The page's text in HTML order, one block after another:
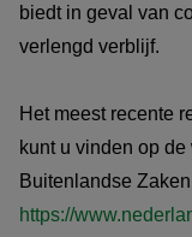
biedt in geval van
verlengd verblijf.
Het meest recente
kunt u vinden op
Buitenlandse
https://